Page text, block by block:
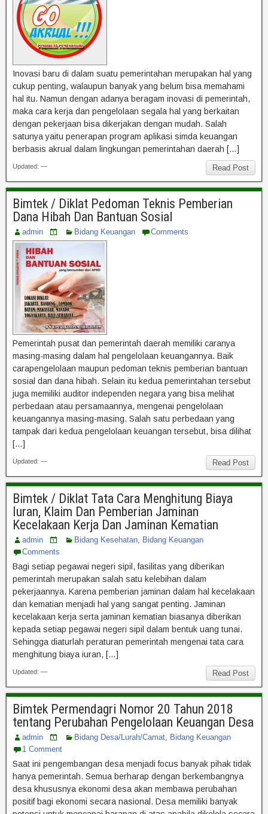
Inovasi baru di dalam suatu pemerintahan merupakan hal yang
cukup penting, walaupun banyak yang belum bisa memahami
hal itu. Namun dengan adanya beragam inovasi di pemerintah,
maka cara kerja dan pengelolaan segala hal yang berkaitan
dengan pekerjaan bisa dikerjakan dengan mudah. Salah
satunya yaitu penerapan program aplikasi simda keuangan
berbasis akrual dalam lingkungan pemerintahan daerah […]
Read Post
Updated: —
Bimtek / Diklat Pedoman Teknis Pemberian
Dana Hibah Dan Bantuan Sosial
admin Bidang Keuangan Comments
Pemerintah pusat dan pemerintah daerah memiliki caranya
masing-masing dalam hal pengelolaan keuangannya. Baik
carapengelolaan maupun pedoman teknis pemberian bantuan
sosial dan dana hibah. Selain itu kedua pemerintahan tersebut
juga memiliki auditor independen negara yang bisa melihat
perbedaan atau persamaannya, mengenai pengelolaan
keuangannya masing-masing. Salah satu perbedaan yang
tampak dari kedua pengelolaan keuangan tersebut, bisa dilihat
[…]
Read Post
Updated: —
Bimtek / Diklat Tata Cara Menghitung Biaya
Iuran, Klaim Dan Pemberian Jaminan
Kecelakaan Kerja Dan Jaminan Kematian
admin Bidang Kesehatan, Bidang Keuangan
Comments
Bagi setiap pegawai negeri sipil, fasilitas yang diberikan
pemerintah merupakan salah satu kelebihan dalam
pekerjaannya. Karena pemberian jaminan dalam hal kecelakaan
dan kematian menjadi hal yang sangat penting. Jaminan
kecelakaan kerja serta jaminan kematian biasanya diberikan
kepada setiap pegawai negeri sipil dalam bentuk uang tunai.
Sehingga diaturlah peraturan pemerintah mengenai tata cara
menghitung biaya iuran, […]
Read Post
Updated: —
Bimtek Permendagri Nomor 20 Tahun 2018
tentang Perubahan Pengelolaan Keuangan Desa
admin Bidang Desa/Lurah/Camat, Bidang Keuangan
1 Comment
Saat ini pengembangan desa menjadi focus banyak pihak tidak
hanya pemerintah. Semua berharap dengan berkembangnya
desa khususnya ekonomi desa akan membawa perubahan
positif bagi ekonomi secara nasional. Desa memiliki banyak